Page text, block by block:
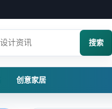
搜索
创意家居